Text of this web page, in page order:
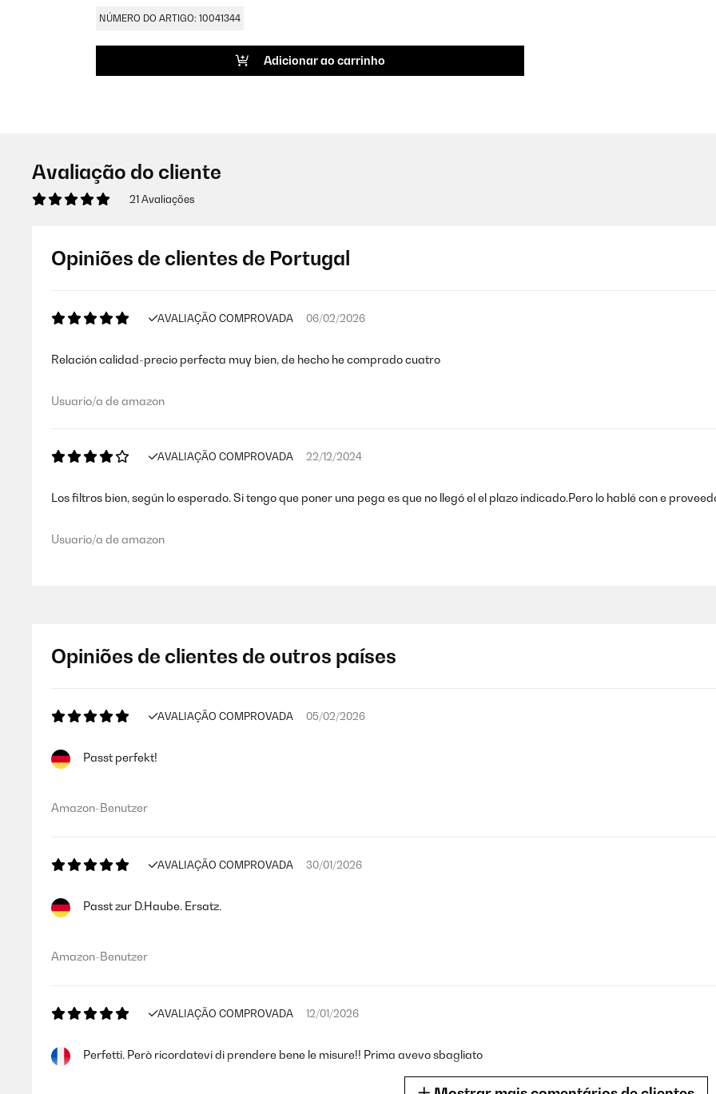
NÚMERO DO ARTIGO: 10041344
Adicionar ao carrinho
Avaliação do cliente
21 Avaliações
Opiniões de clientes de Portugal
AVALIAÇÃO COMPROVADA 06/02/2026
Relación calidad-precio perfecta muy bien, de hecho he comprado cuatro
Usuario/a de amazon
AVALIAÇÃO COMPROVADA 22/12/2024
Los filtros bien, según lo esperado. Si tengo que poner una pega es que no llegó el el plazo indicado.Pero lo hablé con e
Usuario/a de amazon
Opiniões de clientes de outros países
AVALIAÇÃO COMPROVADA 05/02/2026
Passt perfekt!
Amazon-Benutzer
AVALIAÇÃO COMPROVADA 30/01/2026
Passt zur D.Haube. Ersatz.
Amazon-Benutzer
AVALIAÇÃO COMPROVADA 12/01/2026
Perfetti. Però ricordatevi di prendere bene le misure!! Prima avevo sbagliato